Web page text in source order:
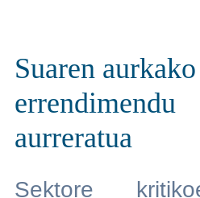
Suaren aurkako
errendimendu
aurreratua
Sektore